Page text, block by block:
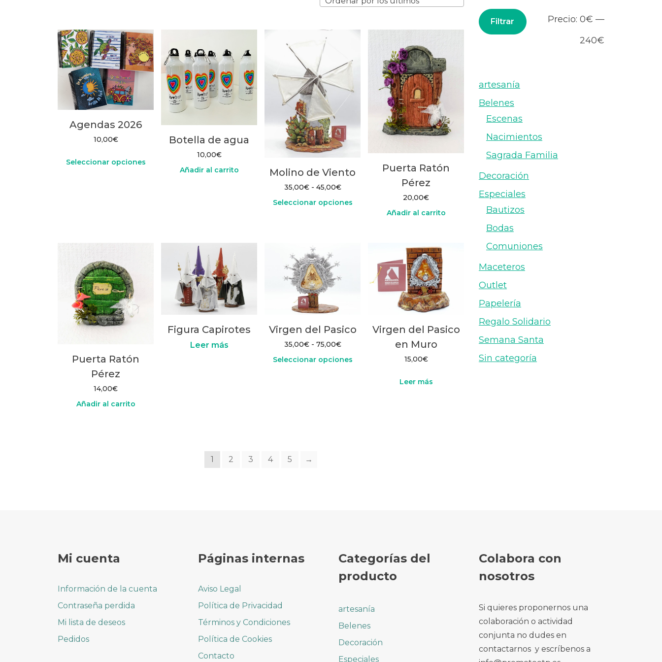
últimos
Agendas 2026
10,00€
Seleccionar opciones
se
pueden
elegir
en
la
página
Botella de agua
10,00€
Añadir al carrito
Molino de Viento
35,00€ - 45,00€Rango
precios:
Seleccionar opciones
múltiples
variantes.
Las
opciones
se
pueden
elegir
página
Puerta Ratón
Pérez
20,00€
Añadir al carrito
Puerta Ratón
Pérez
14,00€
Añadir al carrito
Figura Capirotes
Leer más
Virgen del Pasico
35,00€ - 75,00€Rango
precios:
Seleccionar opciones
Virgen del Pasico
en Muro
15,00€
Leer más
1 2 3 4 5 →
Precio
Precio
Filtrar Precio: 0€ —
240€
artesanía
Belenes
Escenas
Nacimientos
Sagrada Familia
Decoración
Especiales
Bautizos
Bodas
Comuniones
Maceteros
Outlet
Papelería
Regalo Solidario
Semana Santa
Sin categoría
Mi cuenta
Información de la cuenta
Contraseña perdida
Mi lista de deseos
Pedidos
Páginas internas
Aviso Legal
Política de Privacidad
Términos y Condiciones
Política de Cookies
Contacto
Categorías del
producto
artesanía
Belenes
Decoración
Especiales
Colabora con
nosotros
Si quieres proponernos una
colaboración o actividad
conjunta no dudes en
contactarnos y escríbenos a